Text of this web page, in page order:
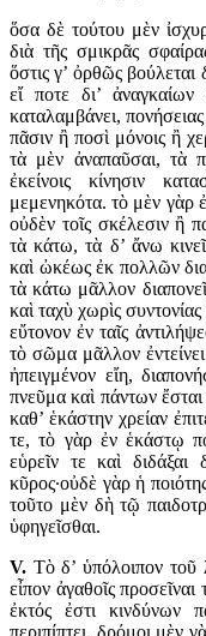
ὅσα δὲ τούτου μὲν
διὰ τῆς σμικρᾶς
ὅστις γ’ ὀρθῶς βούλεται
εἴ ποτε δι’
καταλαμβάνει,
πᾶσιν ἢ ποσὶ μόνοις ἢ
τὰ μὲν ἀναπαῦσαι, τὰ
ἐκείνοις κίνησιν
μεμενηκότα. τὸ μὲν γὰρ
οὐδὲν τοῖς σκέλεσιν ἢ
τὰ κάτω, τὰ δ’ ἄνω
καὶ ὠκέως ἐκ πολλῶν
τὰ κάτω μᾶλλον
καὶ ταχὺ χωρὶς
εὔτονον ἐν ταῖς
τὸ σῶμα μᾶλλον
ἠπειγμένον εἴη,
πνεῦμα καὶ πάντων
καθ’ ἑκάστην χρείαν
τε, τὸ γὰρ ἐν ἑκάστῳ
εὑρεῖν τε καὶ
κῦρος·οὐδὲ γὰρ ἡ
τοῦτο μὲν δὴ τῷ
ὑφηγεῖσθαι.
V. Τὸ δ’ ὑπόλοιπον τοῦ
εἶπον ἀγαθοῖς
ἐκτός ἐστι κινδύνων
περιπίπτει. δρόμοι μὲν